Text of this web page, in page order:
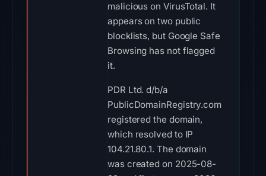
malicious on VirusTotal. It
appears on two public
blocklists, but Google Safe
Browsing has not flagged
it.
PDR Ltd. d/b/a
PublicDomainRegistry.com
registered the domain,
which resolved to IP
104.21.80.1. The domain
was created on 2025-08-